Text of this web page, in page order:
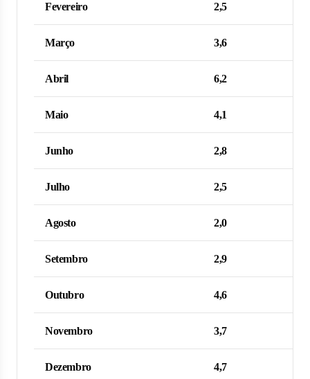
Fevereiro 2,5
Março 3,6
Abril 6,2
Maio 4,1
Junho 2,8
Julho 2,5
Agosto 2,0
Setembro 2,9
Outubro 4,6
Novembro 3,7
Dezembro 4,7